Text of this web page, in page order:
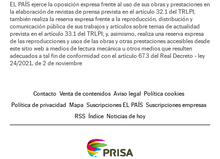
EL PAÍS ejerce la oposición expresa frente al uso de sus obras y prestaciones en
la elaboración de revistas de prensa prevista en el artículo 32.1 del TRLPI;
también realiza la reserva expresa frente a la reproducción, distribución y
comunicación pública de sus trabajos y artículos sobre temas de actualidad
prevista en el artículo 33.1 del TRLPI; y, asimismo, realiza una reserva expresa
de las reproducciones y usos de las obras y otras prestaciones accesibles desde
este sitio web a medios de lectura mecánica u otros medios que resulten
adecuados a tal fin de conformidad con el artículo 67.3 del Real Decreto - ley
24/2021, de 2 de noviembre
Contacto Venta de contenidos Aviso legal
Política cookies
Política de privacidad
Mapa Suscripciones EL PAÍS Suscripciones empresas
RSS
Índice Noticias de hoy